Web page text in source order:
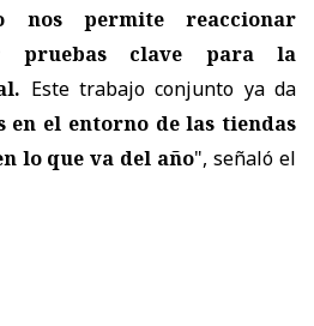
nos permite reaccionar
pruebas clave para la
Este trabajo conjunto ya da
en el entorno de las tiendas
lo que va del año", señaló el